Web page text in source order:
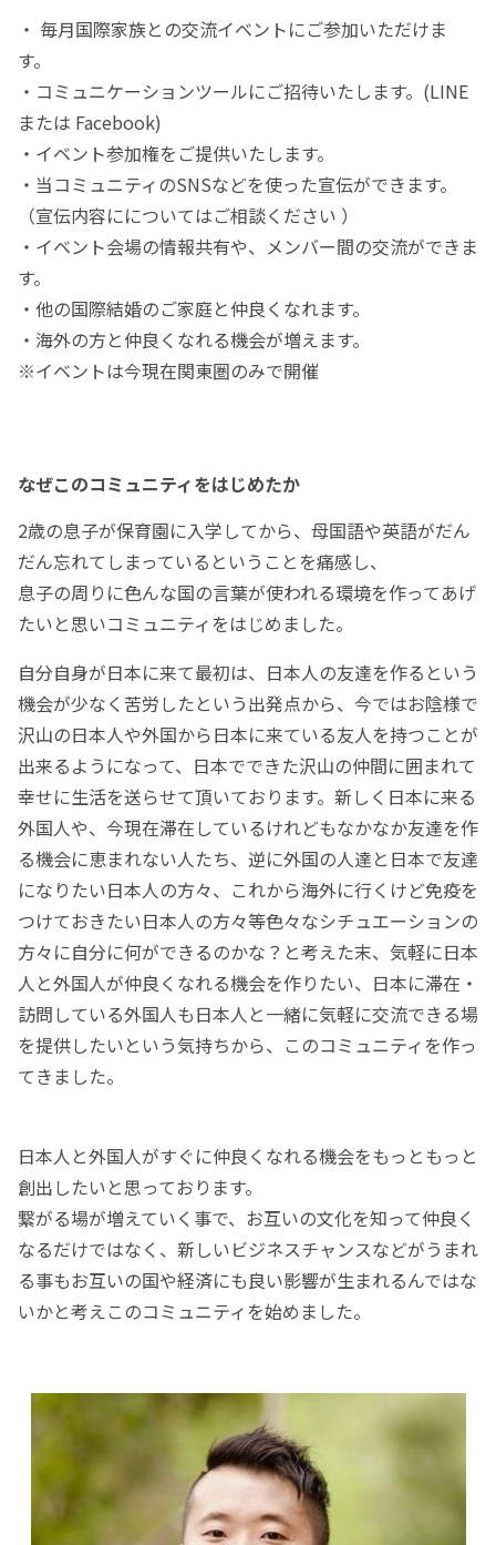
・ 毎月国際家族との交流イベントにご参加いただけま
す。
・コミュニケーションツールにご招待いたします。(LINE
または Facebook)
・イベント参加権をご提供いたします。
・当コミュニティのSNSなどを使った宣伝ができます。
（宣伝内容にについてはご相談ください ）
・イベント会場の情報共有や、メンバー間の交流ができま
す。
・他の国際結婚のご家庭と仲良くなれます。
・海外の方と仲良くなれる機会が増えます。
※イベントは今現在関東圏のみで開催
なぜこのコミュニティをはじめたか
2歳の息子が保育園に入学してから、母国語や英語がだん
だん忘れてしまっているということを痛感し、
息子の周りに色んな国の言葉が使われる環境を作ってあげ
たいと思いコミュニティをはじめました。
自分自身が日本に来て最初は、日本人の友達を作るという
機会が少なく苦労したという出発点から、今ではお陰様で
沢山の日本人や外国から日本に来ている友人を持つことが
出来るようになって、日本でできた沢山の仲間に囲まれて
幸せに生活を送らせて頂いております。新しく日本に来る
外国人や、今現在滞在しているけれどもなかなか友達を作
る機会に恵まれない人たち、逆に外国の人達と日本で友達
になりたい日本人の方々、これから海外に行くけど免疫を
つけておきたい日本人の方々等色々なシチュエーションの
方々に自分に何ができるのかな？と考えた末、気軽に日本
人と外国人が仲良くなれる機会を作りたい、日本に滞在・
訪問している外国人も日本人と一緒に気軽に交流できる場
を提供したいという気持ちから、このコミュニティを作っ
てきました。
日本人と外国人がすぐに仲良くなれる機会をもっともっと
創出したいと思っております。
繋がる場が増えていく事で、お互いの文化を知って仲良く
なるだけではなく、新しいビジネスチャンスなどがうまれ
る事もお互いの国や経済にも良い影響が生まれるんではな
いかと考えこのコミュニティを始めました。